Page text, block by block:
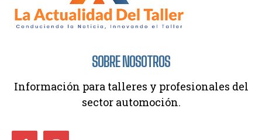
SOBRE NOSOTROS
Información para talleres y profesionales del
sector automoción.